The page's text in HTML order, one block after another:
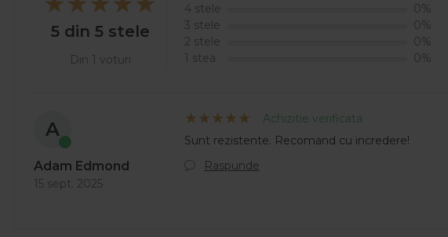
5 din 5 stele
Din 1 voturi
4 stele
0%
3 stele
0%
2 stele
0%
1 stea
0%
A
Adam Edmond
15 sept. 2025
Achizitie verificata
Sunt rezistente. Recomand cu incredere!
Raspunde